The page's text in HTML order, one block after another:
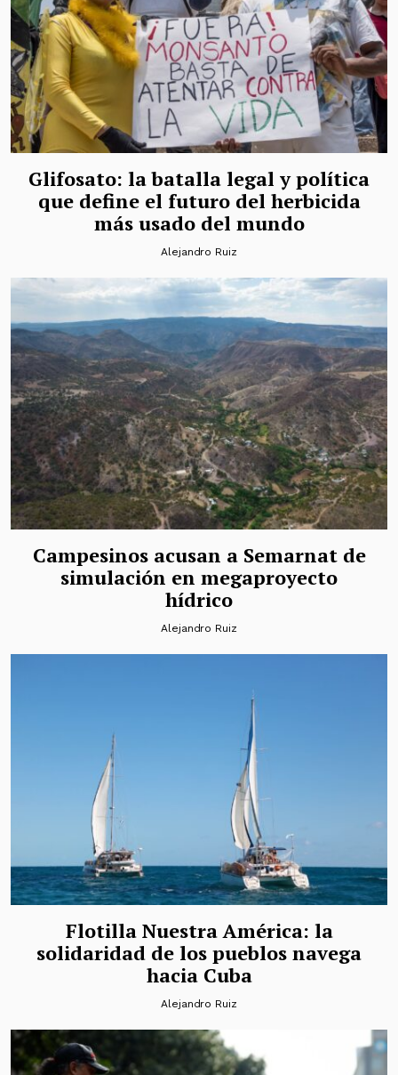
Glifosato: la batalla legal y política
que define el futuro del herbicida
más usado del mundo
Alejandro Ruiz
Campesinos acusan a Semarnat de
simulación en megaproyecto
hídrico
Alejandro Ruiz
Flotilla Nuestra América: la
solidaridad de los pueblos navega
hacia Cuba
Alejandro Ruiz